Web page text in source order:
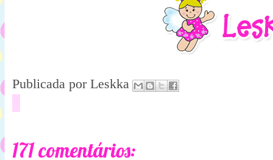
Publicada por Leskka
171 comentários: